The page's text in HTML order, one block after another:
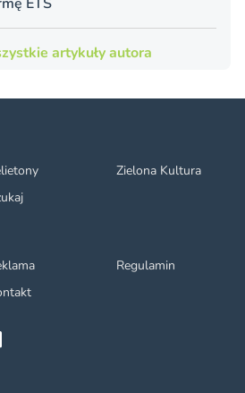
artykuły autora
Zielona Kultura
Regulamin